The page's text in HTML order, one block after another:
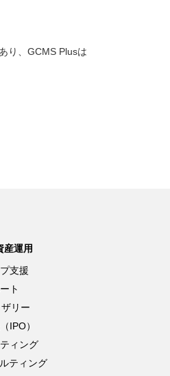
り、GCMS Plusは
産運用
支援
ト
リー
IPO）
ィング
ティング